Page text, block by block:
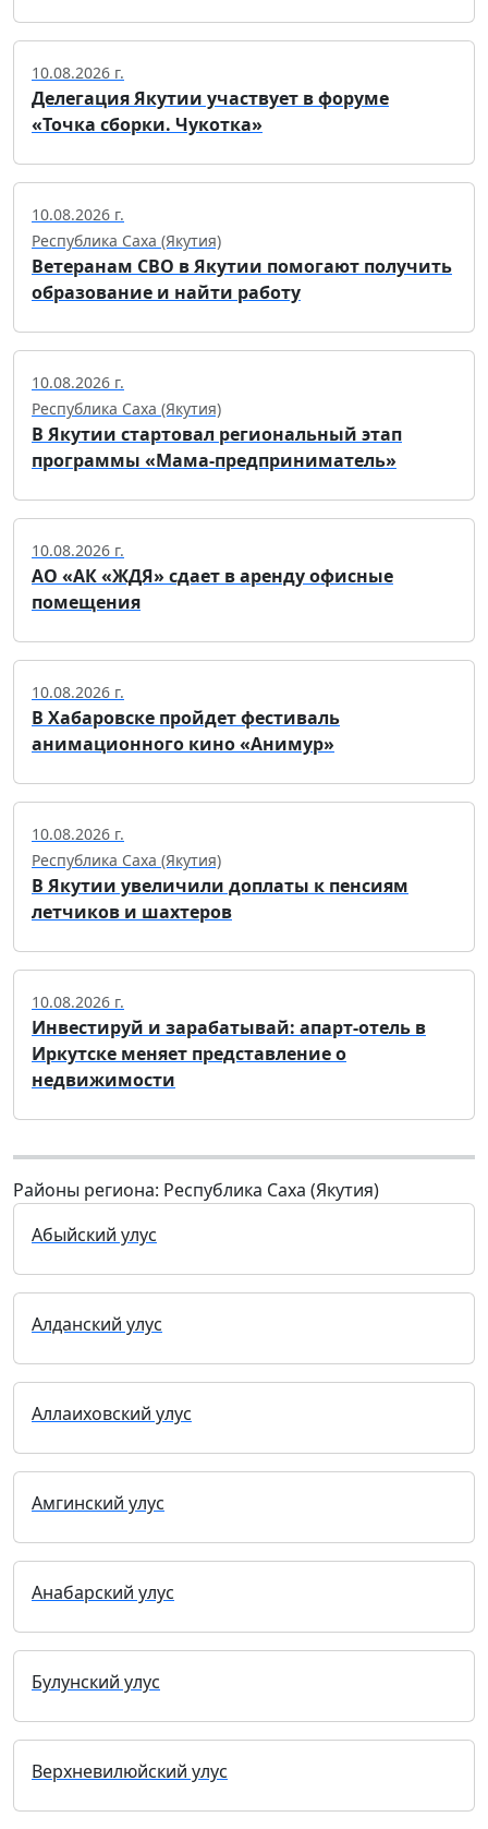
10.08.2026 г.
Делегация Якутии участвует в форуме
«Точка сборки. Чукотка»
10.08.2026 г.
Республика Саха (Якутия)
Ветеранам СВО в Якутии помогают получить
образование и найти работу
10.08.2026 г.
Республика Саха (Якутия)
В Якутии стартовал региональный этап
программы «Мама-предприниматель»
10.08.2026 г.
АО «АК «ЖДЯ» сдает в аренду офисные
помещения
10.08.2026 г.
В Хабаровске пройдет фестиваль
анимационного кино «Анимур»
10.08.2026 г.
Республика Саха (Якутия)
В Якутии увеличили доплаты к пенсиям
летчиков и шахтеров
10.08.2026 г.
Инвестируй и зарабатывай: апарт-отель в
Иркутске меняет представление о
недвижимости
Районы региона: Республика Саха (Якутия)
Абыйский улус
Алданский улус
Аллаиховский улус
Амгинский улус
Анабарский улус
Булунский улус
Верхневилюйский улус